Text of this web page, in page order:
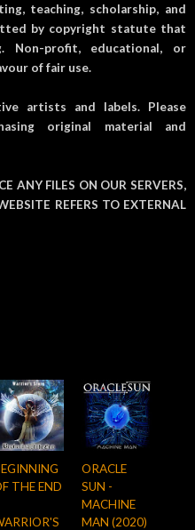
teaching, scholarship, and
by copyright statute that
Non-profit, educational, or
of fair use.
artists and labels. Please
original material and
ANY FILES ON OUR SERVERS,
REFERS TO EXTERNAL
THE END
ORACLE
SUN -
MACHINE
MAN (2020)